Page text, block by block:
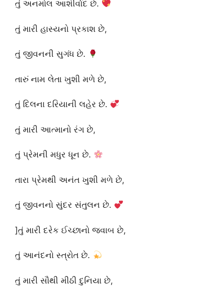
તું અનમોલ આશીર્વાદ છે.
તું મારી હાસ્યનો પ્રકાશ છે,
તું જીવનની સુગંધ છે.
તારું નામ લેતા ખુશી મળે છે,
તું દિલના દરિયાની લહેર છે.
તું મારી આત્માનો રંગ છે,
તું પ્રેમની મધુર ધૂન છે.
તારા પ્રેમથી અનંત ખુશી મળે છે,
તું જીવનનો સુંદર સંતુલન છે.
]તું મારી દરેક ઈચ્છાનો જવાબ છે,
તું આનંદનો સ્ત્રોત છે.
તું મારી સૌથી મીઠી દુનિયા છે,